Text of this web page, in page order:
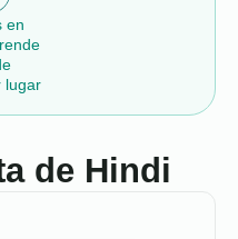
de Hindi
en
lugar